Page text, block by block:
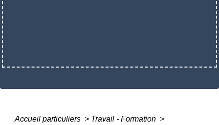
Accueil particuliers > Travail - Formation >